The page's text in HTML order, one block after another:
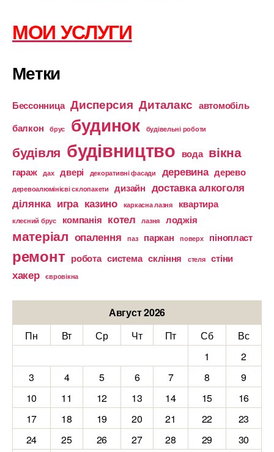
МОИ УСЛУГИ
Метки
Бессонница Дисперсия Диталакс автомобіль
балкон
брус будинок будівельні роботи
будівля будівництво вода вікна
гараж дах двері декоративні фасади деревина дерево
деревоалюмінієві склопакети дизайн доставка алкоголя
ділянка игра казино каркасна лазня квартира
клеєний брус компанія котел лазня лоджія
матеріал опалення паз паркан поверх пінопласт
ремонт робота система скління стеля стіни
хакер євровікна
Август 2026
Пн
Вт Ср Чт Пт Сб
Вс
1
2
3
4 5 6 7 8
9
10
11 12 13 14 15
16
17
18 19 20 21 22
23
24
25 26 27 28 29 30